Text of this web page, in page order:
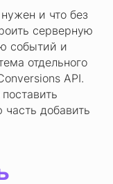
и что без
серверную
событий и
отдельного
API.
добавить